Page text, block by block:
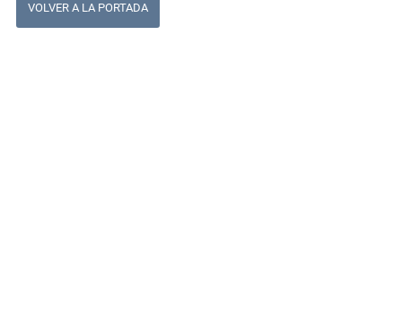
VOLVER A LA PORTADA